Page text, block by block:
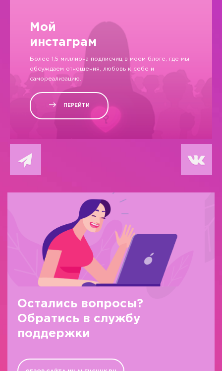
Мой
инстаграм
Более 1,5 миллиона подписчиц в моем блоге, где мы
обсуждаем отношения, любовь к себе и
самореализацию.
ПЕРЕЙТИ
Остались вопросы?
Обратись в службу
поддержки